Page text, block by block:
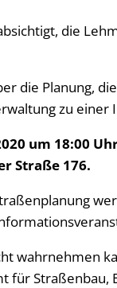
die
die Planung,
zu
um 18:00
Straße 176.
wahrnehmen
für Straßenbau,